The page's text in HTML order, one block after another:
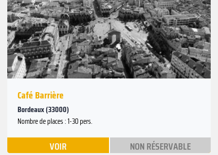
Précédent
Suivant
Café Barrière
Bordeaux (33000)
Nombre de places : 1-30 pers.
VOIR NON RÉSERVABLE